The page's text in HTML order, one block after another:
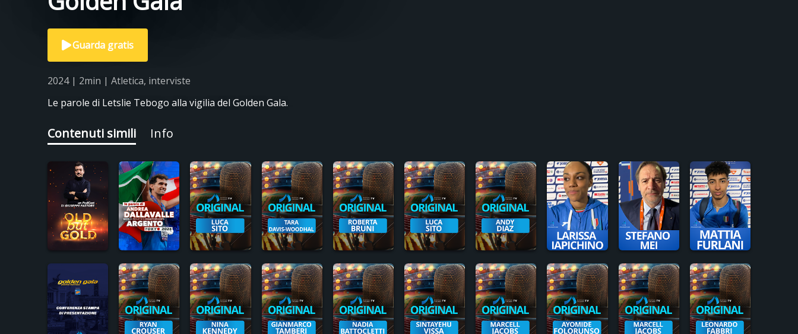
Guarda gratis
2024 | 2min | Atletica, interviste
Le parole di Letslie Tebogo alla vigilia del Golden Gala.
Contenuti simili Info